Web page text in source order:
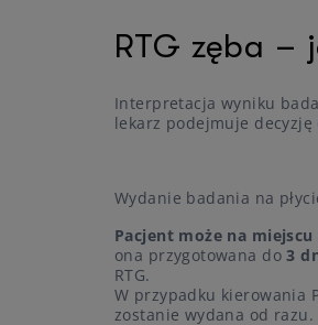
RTG zęba –
Interpretacja wyniku
lekarz podejmuje decyzję
Wydanie badania na
Pacjent może na
ona przygotowana do3
RTG.
W przypadku kierowania
zostanie wydana od razu.